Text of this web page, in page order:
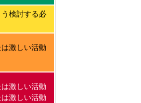
検討する必
激しい活動
激しい活動
激しい活動